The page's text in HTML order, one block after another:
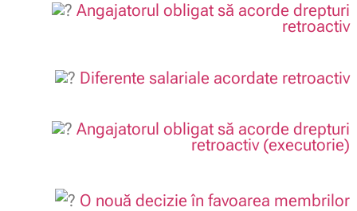
Angajatorul obligat să acorde drepturi
retroactiv
Diferente salariale acordate retroactiv
Angajatorul obligat să acorde drepturi
retroactiv (executorie)
O nouă decizie în favoarea membrilor